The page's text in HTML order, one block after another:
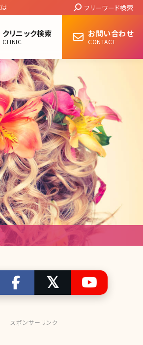
Search:
フリーワード検索
クリニック検索
CLINIC
お問い合わせ
CONTACT
スポンサーリンク